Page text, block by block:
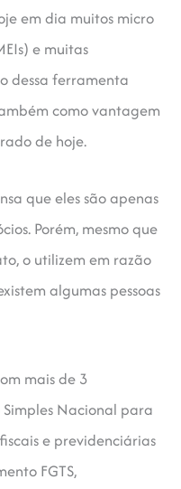
em dia muitos micro
e muitas
dessa ferramenta
como vantagem
de hoje.
que eles são apenas
Porém, mesmo que
o utilizem em razão
algumas pessoas
mais de 3
Nacional para
e previdenciárias
FGTS,